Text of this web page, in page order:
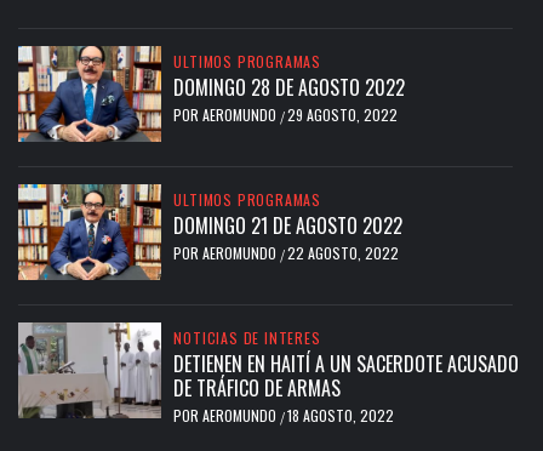
ULTIMOS PROGRAMAS
DOMINGO 28 DE AGOSTO 2022
POR AEROMUNDO /29 AGOSTO, 2022
ULTIMOS PROGRAMAS
DOMINGO 21 DE AGOSTO 2022
POR AEROMUNDO /22 AGOSTO, 2022
NOTICIAS DE INTERES
DETIENEN EN HAITÍ A UN SACERDOTE ACUSADO
DE TRÁFICO DE ARMAS
POR AEROMUNDO /18 AGOSTO, 2022